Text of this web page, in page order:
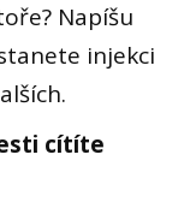
Napíšu
injekci
cítíte